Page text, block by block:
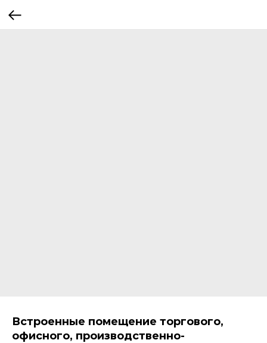
Встроенные помещение торгового,
офисного, производственно-